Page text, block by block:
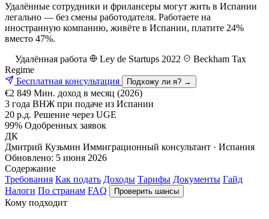
Удалённые сотрудники и фрилансеры могут жить в Испании
легально — без смены работодателя. Работаете на
иностранную компанию, живёте в Испании, платите 24%
вместо 47%.
Удалённая работа
Ley de Startups 2022
Beckham Tax
Regime
Бесплатная консультация
Подхожу ли я? →
€2 849 Мин. доход в месяц (2026)
3 года ВНЖ при подаче из Испании
20 р.д. Решение через UGE
99% Одобренных заявок
ДК
Дмитрий Кузьмин Иммиграционный консультант · Испания
Обновлено: 5 июня 2026
Содержание
Требования Как подать Доходы Тарифы Документы Гайд
Налоги По странам FAQ Проверить шансы
Кому подходит